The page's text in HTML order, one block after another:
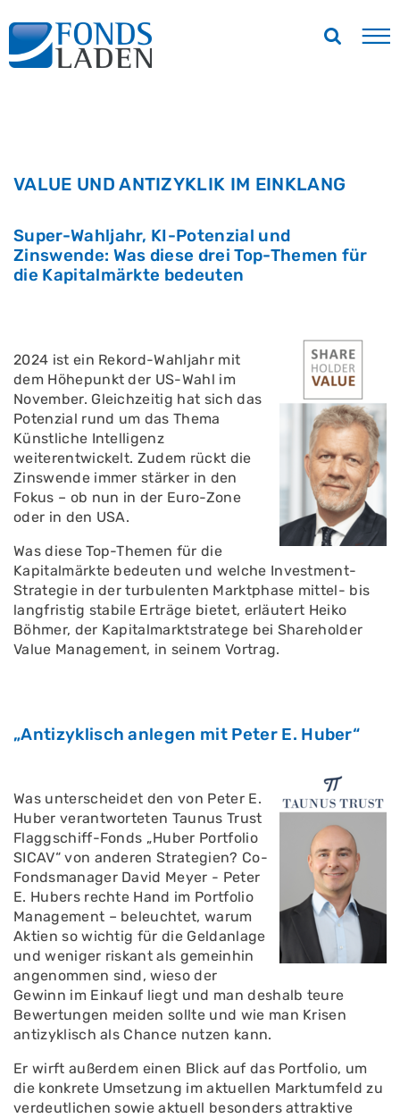
VALUE UND ANTIZYKLIK IM EINKLANG
Super-Wahljahr, KI-Potenzial und
Zinswende: Was diese drei Top-Themen für
die Kapitalmärkte bedeuten
2024 ist ein Rekord-Wahljahr mit
dem Höhepunkt der US-Wahl im
November. Gleichzeitig hat sich das
Potenzial rund um das Thema
Künstliche Intelligenz
weiterentwickelt. Zudem rückt die
Zinswende immer stärker in den
Fokus – ob nun in der Euro-Zone
oder in den USA.
Was diese Top-Themen für die
Kapitalmärkte bedeuten und welche Investment-
Strategie in der turbulenten Marktphase mittel- bis
langfristig stabile Erträge bietet, erläutert Heiko
Böhmer, der Kapitalmarktstratege bei Shareholder
Value Management, in seinem Vortrag.
„Antizyklisch anlegen mit Peter E. Huber“
Was unterscheidet den von Peter E.
Huber verantworteten Taunus Trust
Flaggschiff-Fonds „Huber Portfolio
SICAV“ von anderen Strategien? Co-
Fondsmanager David Meyer - Peter
E. Hubers rechte Hand im Portfolio
Management – beleuchtet, warum
Aktien so wichtig für die Geldanlage
und weniger riskant als gemeinhin
angenommen sind, wieso der
Gewinn im Einkauf liegt und man deshalb teure
Bewertungen meiden sollte und wie man Krisen
antizyklisch als Chance nutzen kann.
Er wirft außerdem einen Blick auf das Portfolio, um
die konkrete Umsetzung im aktuellen Marktumfeld zu
verdeutlichen sowie aktuell besonders attraktive